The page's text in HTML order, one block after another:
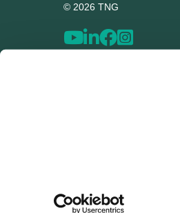
© 2026 TNG